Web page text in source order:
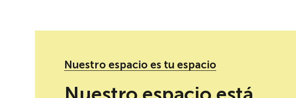
Nuestro espacio es tu espacio